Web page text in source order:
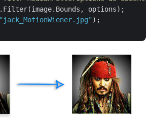
options);
"jack_MotionWiener.jpg" );